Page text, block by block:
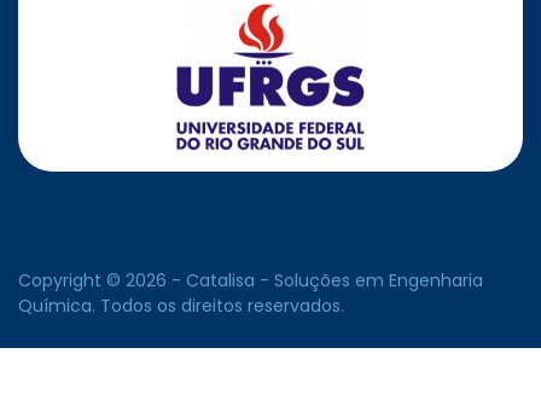
Copyright © 2026 - Catalisa - Soluções em Engenharia
Química. Todos os direitos reservados.